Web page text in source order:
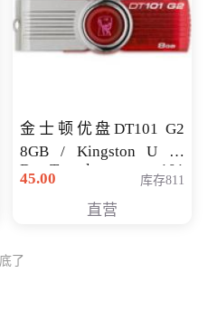
金士顿优盘DT101 G2
8GB / Kingston U 盘
DataTraveler 101
Generati
45.00 库存811
直营
了